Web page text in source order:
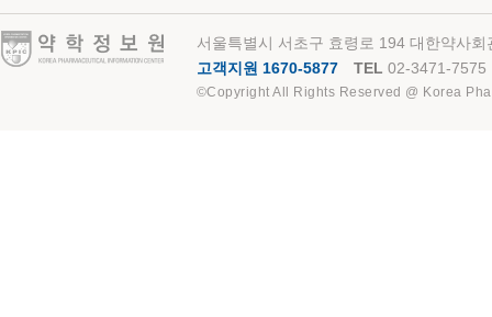
약학정보원
서울특별시 서초구 효령로 194 대한약사
고객지원 1670-5877
TEL 02-3471-7575
©Copyright All Rights Reserved @ Korea